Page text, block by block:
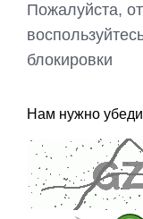
Пожалуйста,
блокировки
Нам нужно